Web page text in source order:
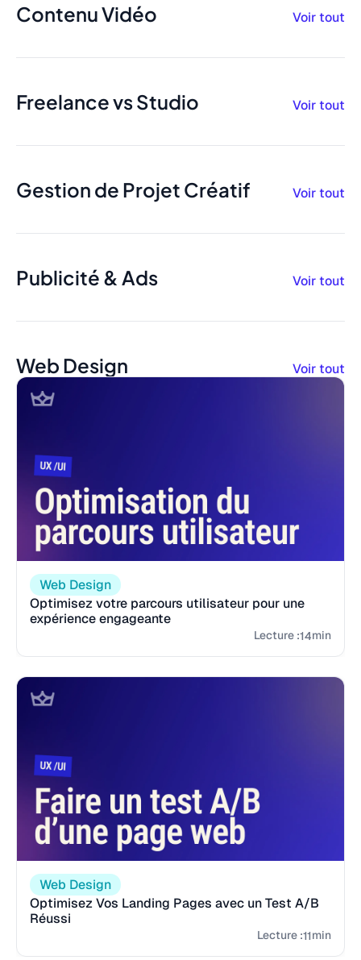
Contenu Vidéo Voir tout
Freelance vs Studio Voir tout
Gestion de Projet Créatif Voir tout
Publicité & Ads Voir tout
Web Design Voir tout
Web Design
Optimisez votre parcours utilisateur pour une
expérience engageante
Lecture :14min
Web Design
Optimisez Vos Landing Pages avec un Test A/B
Réussi
Lecture :11min